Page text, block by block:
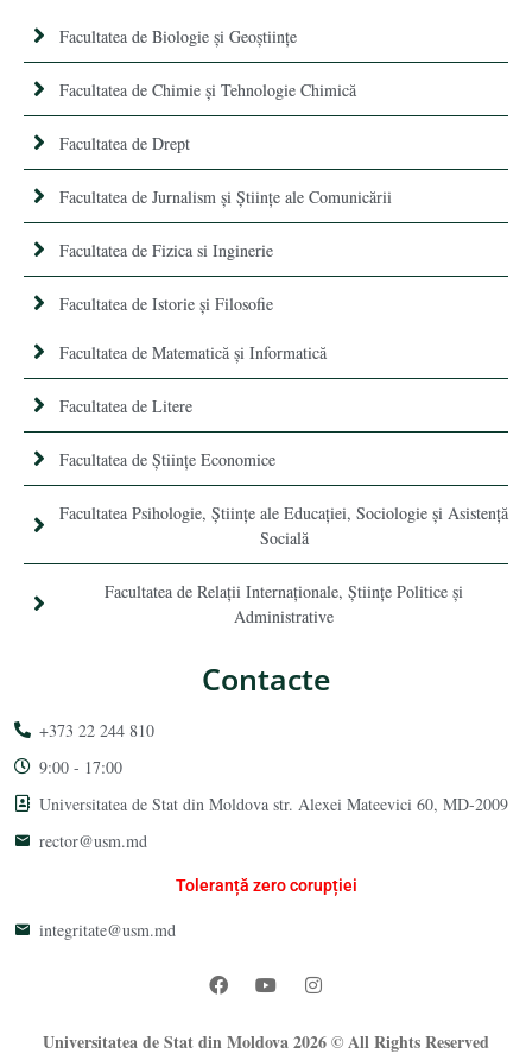
Facultatea de Biologie și Geoștiințe
Facultatea de Chimie şi Tehnologie Chimică
Facultatea de Drept
Facultatea de Jurnalism şi Ştiinţe ale Comunicării
Facultatea de Fizica si Inginerie
Facultatea de Istorie şi Filosofie
Facultatea de Matematică şi Informatică
Facultatea de Litere
Facultatea de Științe Economice
Facultatea Psihologie, Ştiinţe ale Educaţiei, Sociologie și Asistență
Socială
Facultatea de Relaţii Internaţionale, Ştiinţe Politice şi
Administrative
Contacte
+373 22 244 810
9:00 - 17:00
Universitatea de Stat din Moldova str. Alexei Mateevici 60, MD-2009
rector@usm.md
Toleranță zero corupției
integritate@usm.md
Universitatea de Stat din Moldova 2026 © All Rights Reserved